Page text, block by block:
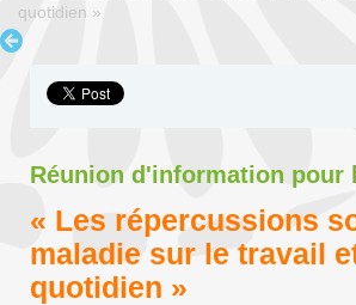
quotidien »
Réunion d'information pour
« Les répercussions
maladie sur le travail
quotidien »